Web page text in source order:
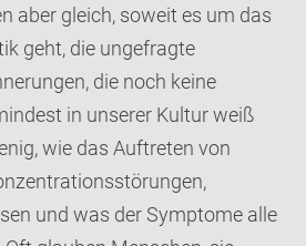
aber gleich, soweit es um das
geht, die ungefragte
die noch keine
in unserer Kultur weiß
wie das Auftreten von
und was der Symptome alle